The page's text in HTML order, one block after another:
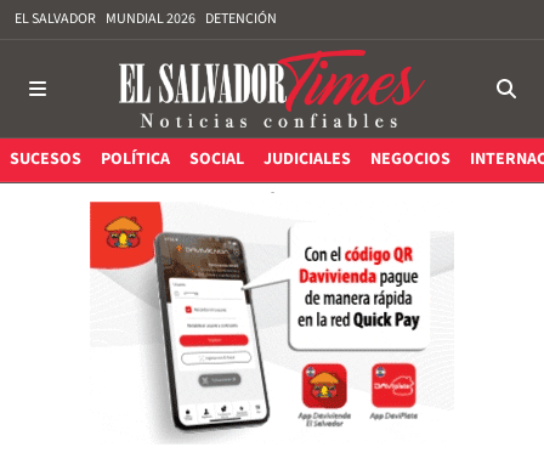
EL SALVADOR MUNDIAL 2026 DETENCIÓN
SUCESOS POLÍTICA SOCIAL JUDICIALES NEGOCIOS